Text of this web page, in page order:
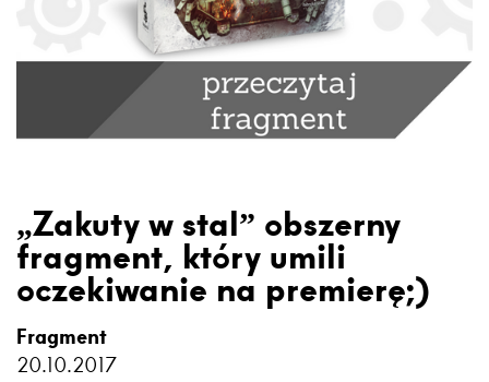
„Zakuty w stal” obszerny
fragment, który umili
oczekiwanie na premierę;)
Fragment
20.10.2017